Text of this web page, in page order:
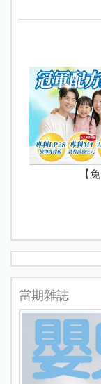
【
當期雜誌